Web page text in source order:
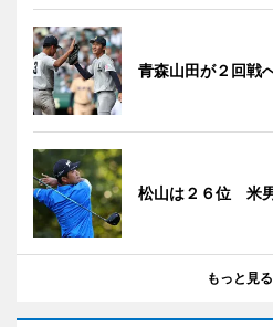
青森山田が２回
松山は２６位 米
もっと見る